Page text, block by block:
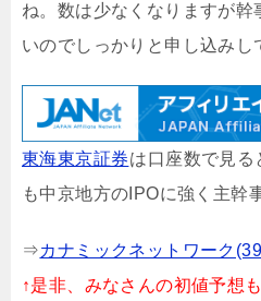
ね。数は少なくなりますが
いのでしっかりと申し込みし
東海東京証券は口座数で見る
も中京地方のIPOに強く主幹
⇒カナミックネットワーク
↑是非、みなさんの初値予想